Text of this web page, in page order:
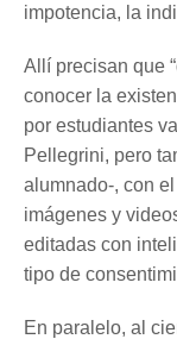
impotencia, la
Allí precisan que
conocer la
por estudiantes
Pellegrini, pero
alumnado-, con
imágenes y
editadas con
tipo de
En paralelo, al